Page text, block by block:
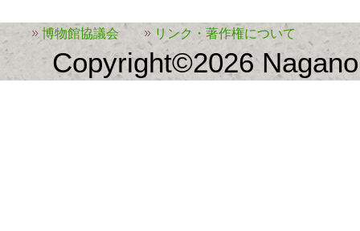
博物館協議会 リンク・著作権について
Copyright©2026